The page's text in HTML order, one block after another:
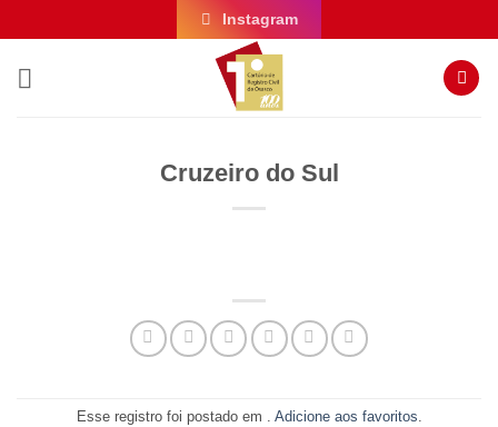
to
content
Instagram
Cruzeiro do Sul
Esse registro foi postado em . Adicione aos favoritos.